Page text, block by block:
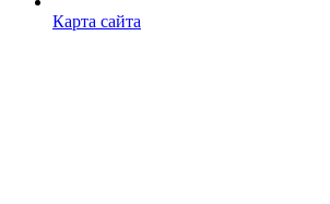
Карта сайта